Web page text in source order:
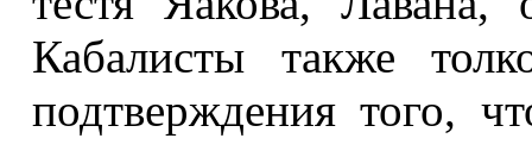
Кабалисты также
подтверждения того,